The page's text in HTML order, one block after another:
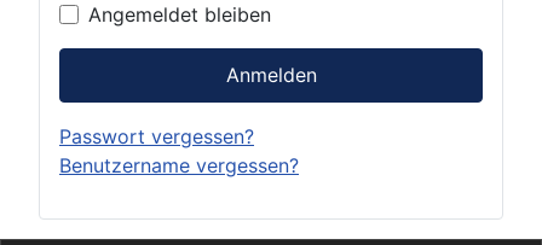
Angemeldet bleiben
Anmelden
Passwort vergessen?
Benutzername vergessen?